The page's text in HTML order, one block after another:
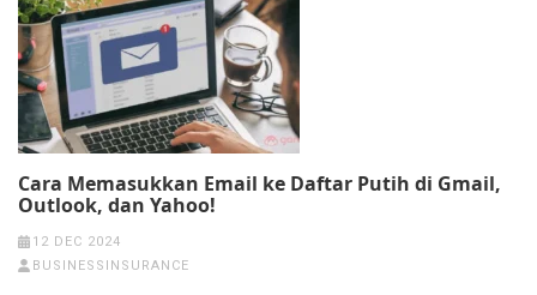
Cara Memasukkan Email ke Daftar Putih di Gmail,
Outlook, dan Yahoo!
12 DEC 2024
BUSINESSINSURANCE